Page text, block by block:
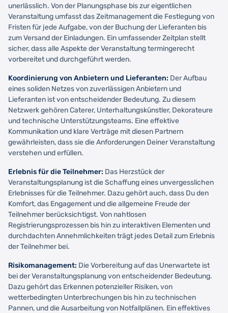
unerlässlich. Von der Planungsphase bis zur eigentlichen
Veranstaltung umfasst das Zeitmanagement die Festlegung von
Fristen für jede Aufgabe, von der Buchung der Lieferanten bis
zum Versand der Einladungen. Ein umfassender Zeitplan stellt
sicher, dass alle Aspekte der Veranstaltung termingerecht
vorbereitet und durchgeführt werden.
Koordinierung von Anbietern und Lieferanten: Der Aufbau
eines soliden Netzes von zuverlässigen Anbietern und
Lieferanten ist von entscheidender Bedeutung. Zu diesem
Netzwerk gehören Caterer, Unterhaltungskünstler, Dekorateure
und technische Unterstützungsteams. Eine effektive
Kommunikation und klare Verträge mit diesen Partnern
gewährleisten, dass sie die Anforderungen Deiner Veranstaltung
verstehen und erfüllen.
Erlebnis für die Teilnehmer: Das Herzstück der
Veranstaltungsplanung ist die Schaffung eines unvergesslichen
Erlebnisses für die Teilnehmer. Dazu gehört auch, dass Du den
Komfort, das Engagement und die allgemeine Freude der
Teilnehmer berücksichtigst. Von nahtlosen
Registrierungsprozessen bis hin zu interaktiven Elementen und
durchdachten Annehmlichkeiten trägt jedes Detail zum Erlebnis
der Teilnehmer bei.
Risikomanagement: Die Vorbereitung auf das Unerwartete ist
bei der Veranstaltungsplanung von entscheidender Bedeutung.
Dazu gehört das Erkennen potenzieller Risiken, von
wetterbedingten Unterbrechungen bis hin zu technischen
Pannen, und die Ausarbeitung von Notfallplänen. Ein effektives